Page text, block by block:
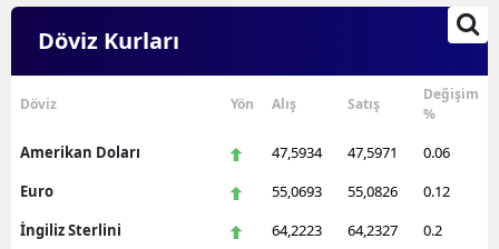
Döviz Kurları
Döviz Yön Alış Satış
Değişim
%
Amerikan Doları 47,5934 47,5971
0.06
Euro
55,0693 55,0826
0.12
İngiliz Sterlini
64,2223 64,2327
0.2